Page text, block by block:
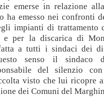
emerse in relazione
ha emesso nei confronti
impianti di
e per la discarica di
a tutti i sindaci dei
senso il sindaco
del silenzio
visto che lui ricopre
dei Comuni del